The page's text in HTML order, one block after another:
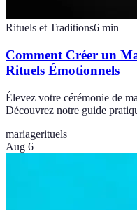
Rituels et Traditions6 min
Comment Créer un
Rituels Émotionnels
Élevez votre cérémonie de
Découvrez notre guide
mariagerituels
Aug 6